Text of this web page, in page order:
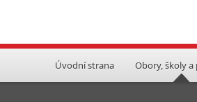
Úvodní strana Obory, školy a